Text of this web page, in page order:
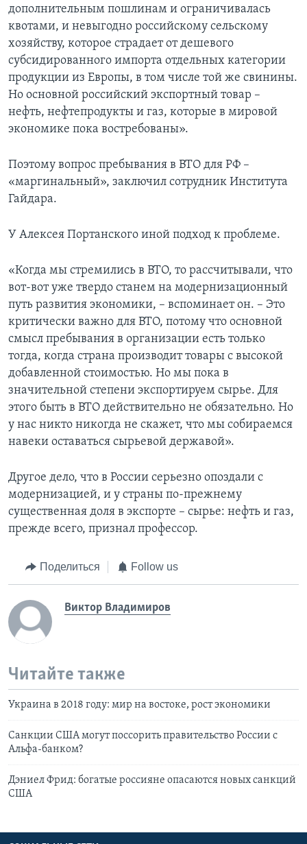
дополнительным пошлинам и ограничивалась
квотами, и невыгодно российскому сельскому
хозяйству, которое страдает от дешевого
субсидированного импорта отдельных категории
продукции из Европы, в том числе той же свинины.
Но основной российский экспортный товар –
нефть, нефтепродукты и газ, которые в мировой
экономике пока востребованы».
Поэтому вопрос пребывания в ВТО для РФ –
«маргинальный», заключил сотрудник Института
Гайдара.
У Алексея Портанского иной подход к проблеме.
«Когда мы стремились в ВТО, то рассчитывали, что
вот-вот уже твердо станем на модернизационный
путь развития экономики, – вспоминает он. – Это
критически важно для ВТО, потому что основной
смысл пребывания в организации есть только
тогда, когда страна производит товары с высокой
добавленной стоимостью. Но мы пока в
значительной степени экспортируем сырье. Для
этого быть в ВТО действительно не обязательно. Но
у нас никто никогда не скажет, что мы собираемся
навеки оставаться сырьевой державой».
Другое дело, что в России серьезно опоздали с
модернизацией, и у страны по-прежнему
существенная доля в экспорте – сырье: нефть и газ,
прежде всего, признал профессор.
Поделиться Follow us
Виктор Владимиров
Читайте также
Украина в 2018 году: мир на востоке, рост экономики
Санкции США могут поссорить правительство России с
Альфа-банком?
Дэниел Фрид: богатые россияне опасаются новых санкций
США